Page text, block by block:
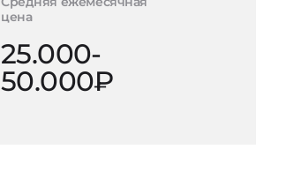
цена
25.000-
50.000₽